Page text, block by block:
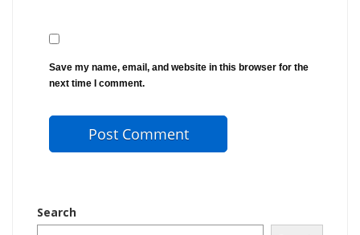
Save my name, email, and website in this browser for the
next time I comment.
Search